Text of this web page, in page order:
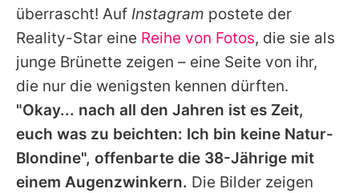
Jobs
App runterladen
Team
Redaktionelle Richtlinien
Impressum
Datenschutzerklärung
überrascht! Auf Instagram postete der
Reality-Star eine Reihe von Fotos, die sie als
junge Brünette zeigen – eine Seite von ihr,
die nur die wenigsten kennen dürften.
"Okay... nach all den Jahren ist es Zeit,
euch was zu beichten: Ich bin keine Natur-
Blondine", offenbarte die 38-Jährige mit
einem Augenzwinkern. Die Bilder zeigen